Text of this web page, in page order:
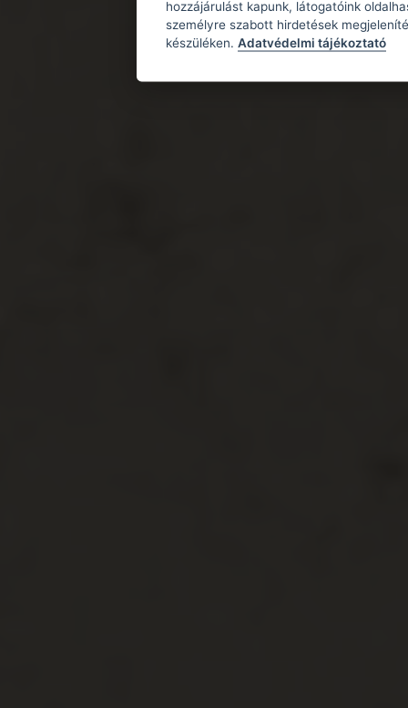
hozzájárulást kapunk, látogatóink
személyre szabott hirdetések
készüléken. Adatvédelmi tájékoztató